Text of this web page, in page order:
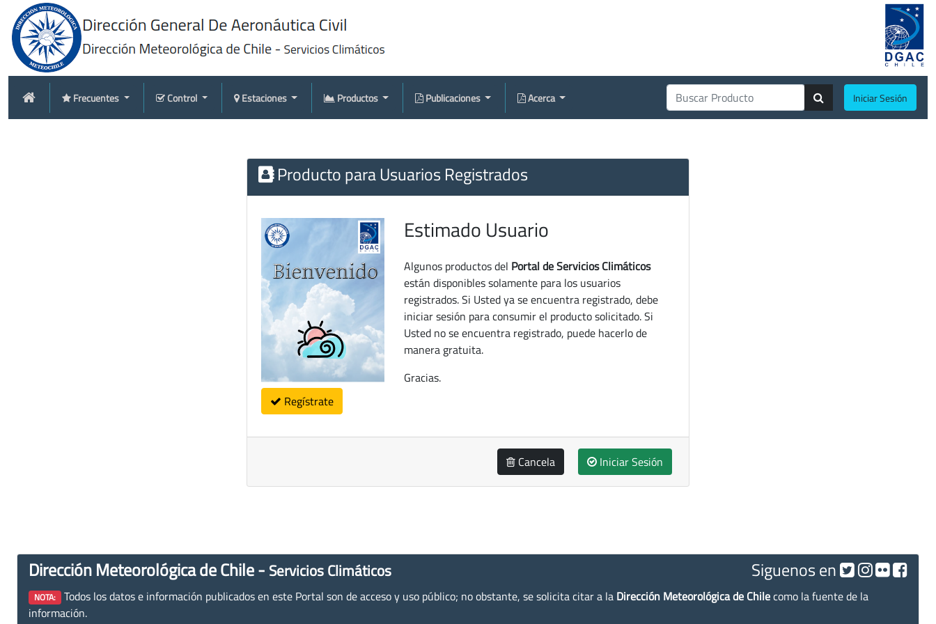
Frecuentes Control Estaciones Productos Publicaciones Acerca Iniciar Sesión
Producto para Usuarios Registrados
Regístrate
Estimado Usuario
Algunos productos del Portal de Servicios Climáticos
están disponibles solamente para los usuarios
registrados. Si Usted ya se encuentra registrado, debe
iniciar sesión para consumir el producto solicitado. Si
Usted no se encuentra registrado, puede hacerlo de
manera gratuita.
Gracias.
Cancela Iniciar Sesión
Dirección Meteorológica de Chile - Servicios Climáticos Siguenos en
NOTA: Todos los datos e información publicados en este Portal son de acceso y uso público; no obstante, se solicita citar a la Dirección Meteorológica de Chilecomo la fuente de la
información.